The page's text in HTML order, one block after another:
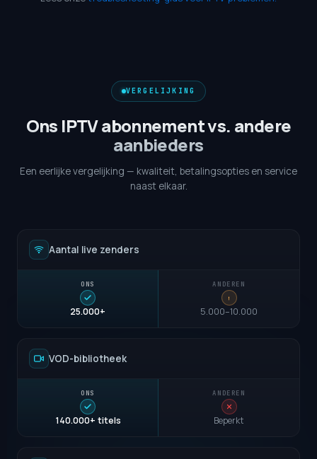
VERGELIJKING
Ons IPTV abonnement vs. andere
aanbieders
Een eerlijke vergelijking — kwaliteit, betalingsopties en service
naast elkaar.
Aantal live zenders
25.000+ 5.000–10.000
VOD-bibliotheek
140.000+ titels Beperkt